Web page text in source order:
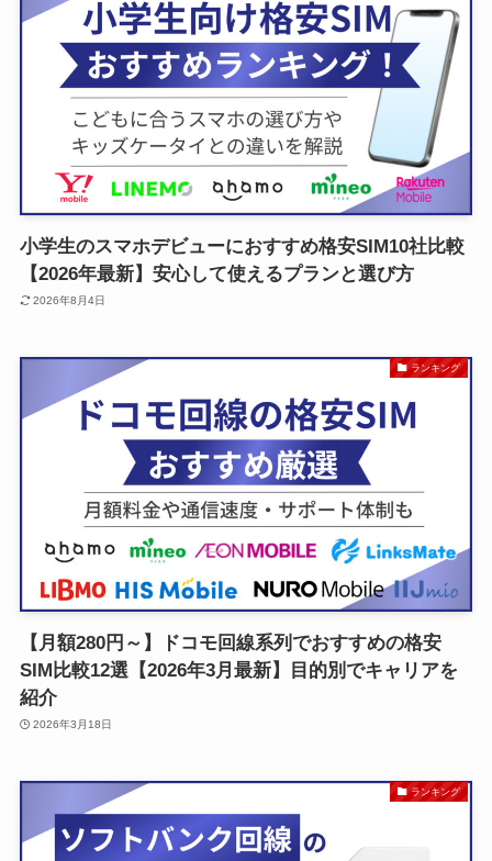
小学生のスマホデビューにおすすめ格安SIM10社比較
【2026年最新】安心して使えるプランと選び方
2026年8月4日
ランキング
【月額280円～】ドコモ回線系列でおすすめの格安
SIM比較12選【2026年3月最新】目的別でキャリアを
紹介
2026年3月18日
ランキング